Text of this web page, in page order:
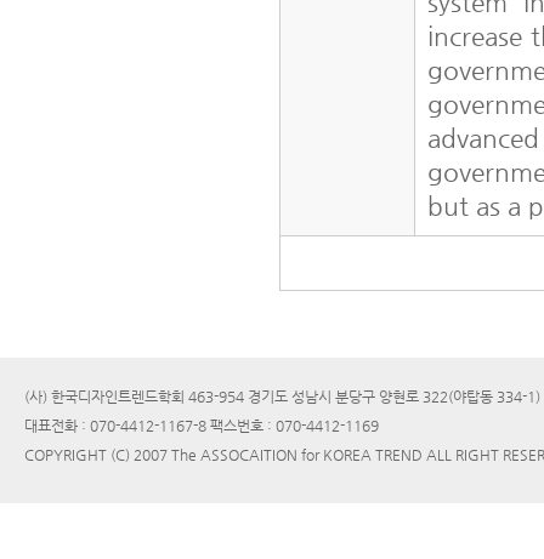
increase
but as a
(사) 한국디자인트렌드학회 463-954 경기도 성남시 분당구 양현로 322(야탑동 334-
대표전화 : 070-4412-1167-8 팩스번호 : 070-4412-1169
COPYRIGHT (C) 2007 The ASSOCAITION for KOREA TREND ALL RIGHT